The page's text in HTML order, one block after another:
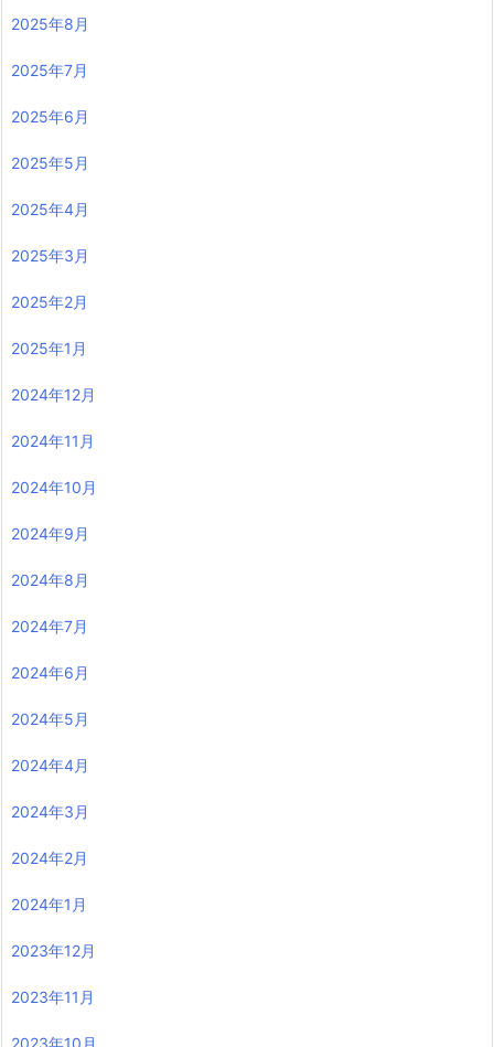
2025年8月
2025年7月
2025年6月
2025年5月
2025年4月
2025年3月
2025年2月
2025年1月
2024年12月
2024年11月
2024年10月
2024年9月
2024年8月
2024年7月
2024年6月
2024年5月
2024年4月
2024年3月
2024年2月
2024年1月
2023年12月
2023年11月